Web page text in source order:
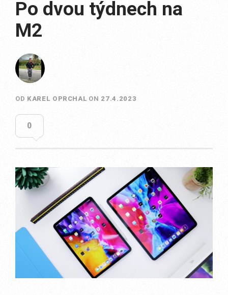
Po dvou týdnech na
M2
OD KAREL OPRCHAL ON 27.4.2023
0